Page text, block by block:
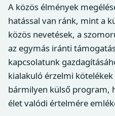
A közös élmények
hatással van ránk, mint a
közös nevetések, a
az egymás iránti
kapcsolatunk
kialakuló érzelmi
bármilyen külső program,
élet valódi értelmére